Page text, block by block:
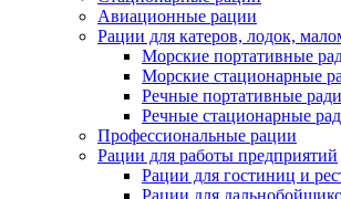
Авиационные рации
Рации для катеров, лодок,
Морские портативные
Морские стационарные
Речные портативные
Речные стационарные
Профессиональные рации
Рации для работы предприятий
Рации для гостиниц и
Рации для